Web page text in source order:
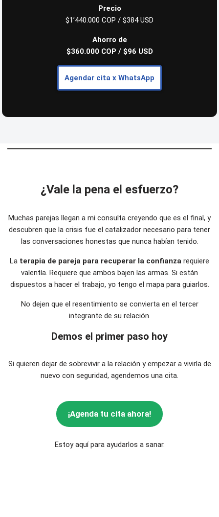
Precio
$1’440.000 COP / $384 USD
Ahorro de
$360.000 COP / $96 USD
Agendar cita x WhatsApp
¿Vale la pena el esfuerzo?
Muchas parejas llegan a mi consulta creyendo que es el final, y
descubren que la crisis fue el catalizador necesario para tener
las conversaciones honestas que nunca habían tenido.
La terapia de pareja para recuperar la confianza requiere
valentía. Requiere que ambos bajen las armas. Si están
dispuestos a hacer el trabajo, yo tengo el mapa para guiarlos.
No dejen que el resentimiento se convierta en el tercer
integrante de su relación.
Demos el primer paso hoy
Si quieren dejar de sobrevivir a la relación y empezar a vivirla de
nuevo con seguridad, agendemos una cita.
¡Agenda tu cita ahora!
Estoy aquí para ayudarlos a sanar.